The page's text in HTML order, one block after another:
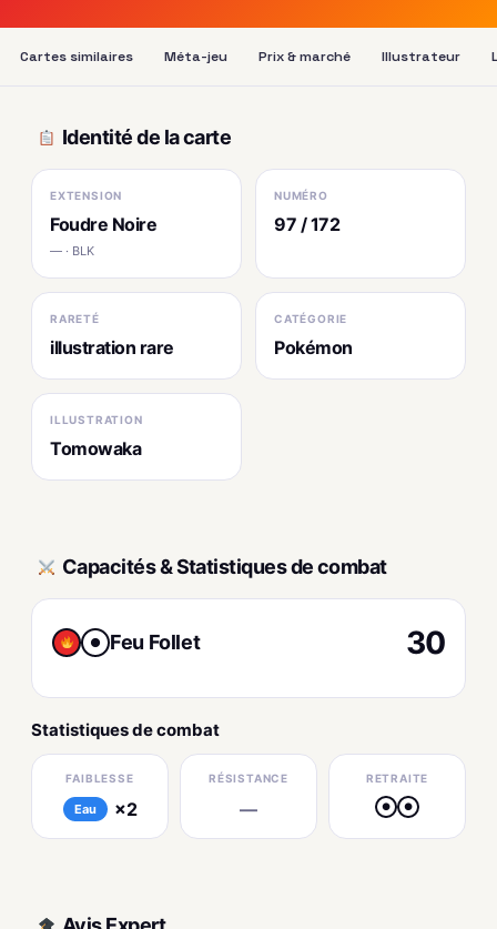
Cartes similaires Méta-jeu Prix & marché Illustrateur
Identité de la carte
EXTENSION
Foudre Noire
— · BLK
NUMÉRO
97 / 172
RARETÉ
illustration rare
CATÉGORIE
Pokémon
ILLUSTRATION
Tomowaka
Capacités & Statistiques de combat
● Feu Follet 30
Statistiques de combat
FAIBLESSE
Eau ×2
RÉSISTANCE
—
RETRAITE
● ●